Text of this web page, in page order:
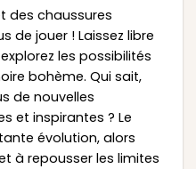
des chaussures
de jouer ! Laissez libre
les possibilités
bohème. Qui sait,
de nouvelles
et inspirantes ? Le
évolution, alors
à repousser les limites